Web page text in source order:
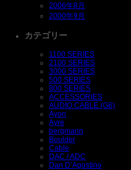
2006年8月
2000年9月
カテゴリー
1100 SERIES
2100 SERIES
3000 SERIES
500 SERIES
800 SERIES
ACCESSORIES
AUDIO CABLE (G6)
Ayon
Ayre
bergmann
Boulder
Cable
DAC / ADC
Dan D’Agostino